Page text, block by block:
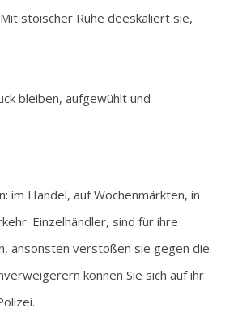
stoischer Ruhe deeskaliert sie,
bleiben, aufgewühlt und
im Handel, auf Wochenmärkten, in
Einzelhändler, sind für ihre
ansonsten verstoßen sie gegen die
können Sie sich auf ihr